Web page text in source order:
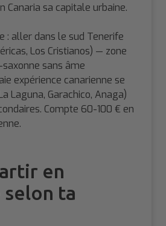
Canaria sa capitale urbaine.
: aller dans le sud Tenerife
Los Cristianos) — zone
sans âme
expérience canarienne se
Laguna, Garachico, Anaga)
Compte 60-100 € en
en
selon ta